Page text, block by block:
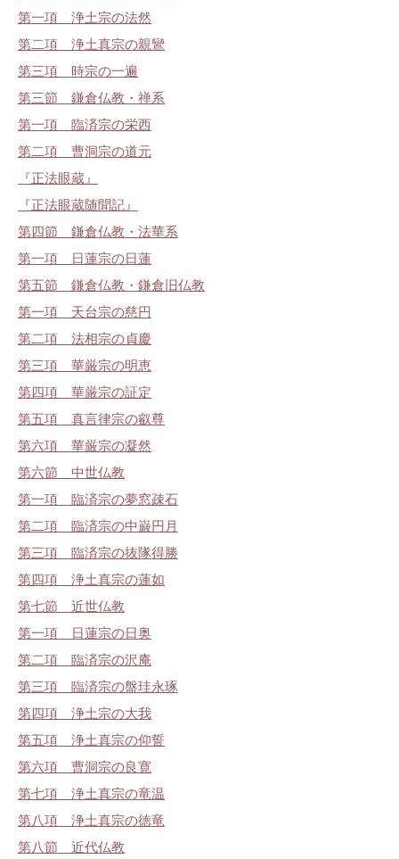
第一項 浄土宗の法然
第二項 浄土真宗の親鸞
第三項 時宗の一遍
第三節 鎌倉仏教・禅系
第一項 臨済宗の栄西
第二項 曹洞宗の道元
『正法眼蔵』
『正法眼蔵随聞記』
第四節 鎌倉仏教・法華系
第一項 日蓮宗の日蓮
第五節 鎌倉仏教・鎌倉旧仏教
第一項 天台宗の慈円
第二項 法相宗の貞慶
第三項 華厳宗の明恵
第四項 華厳宗の証定
第五項 真言律宗の叡尊
第六項 華厳宗の凝然
第六節 中世仏教
第一項 臨済宗の夢窓疎石
第二項 臨済宗の中巌円月
第三項 臨済宗の抜隊得勝
第四項 浄土真宗の蓮如
第七節 近世仏教
第一項 日蓮宗の日奥
第二項 臨済宗の沢庵
第三項 臨済宗の盤珪永琢
第四項 浄土宗の大我
第五項 浄土真宗の仰誓
第六項 曹洞宗の良寛
第七項 浄土真宗の竜温
第八項 浄土真宗の徳竜
第八節 近代仏教